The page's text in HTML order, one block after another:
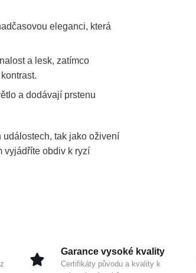
eleganci, která
a lesk, zatímco
a dodávají prstenu
tak jako oživení
vyjádříte obdiv k ryzí
Garance vysoké kvality
Certifikáty původu a kvality k